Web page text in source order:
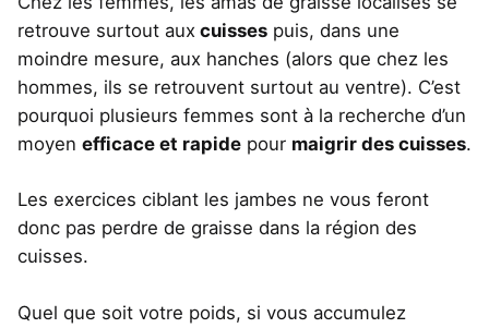
retrouve surtout aux cuisses puis, dans une
moindre mesure, aux hanches (alors que chez les
hommes, ils se retrouvent surtout au ventre). C’est
pourquoi plusieurs femmes sont à la recherche d’un
moyen efficace et rapide pour maigrir des cuisses.
Les exercices ciblant les jambes ne vous feront
donc pas perdre de graisse dans la région des
cuisses.
Quel que soit votre poids, si vous accumulez